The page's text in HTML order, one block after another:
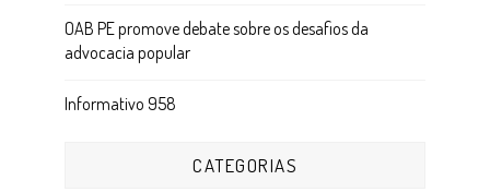
OAB PE promove debate sobre os desafios da
advocacia popular
Informativo 958
CATEGORIAS